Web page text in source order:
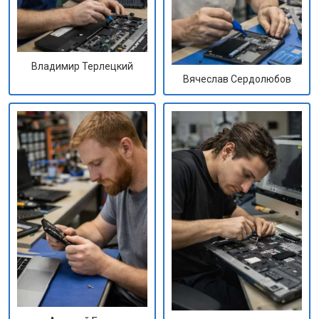
Владимир Терлецкий
Вячеслав Сердолюбов